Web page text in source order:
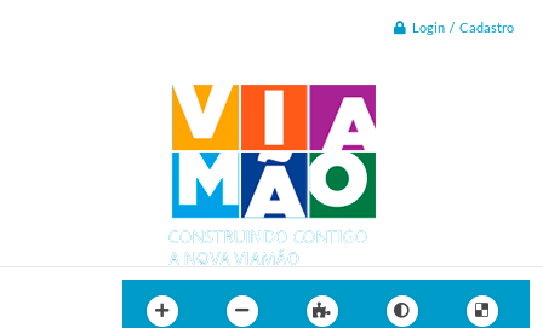
Login / Cadastro